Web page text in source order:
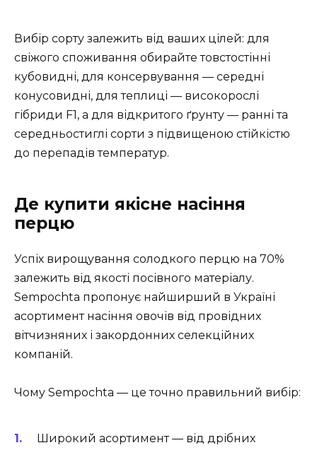
Вибір сорту залежить від ваших цілей: для
свіжого споживання обирайте товстостінні
кубовидні, для консервування — середні
конусовидні, для теплиці — високорослі
гібриди F1, а для відкритого ґрунту — ранні та
середньостиглі сорти з підвищеною стійкістю
до перепадів температур.
Де купити якісне насіння
перцю
Успіх вирощування солодкого перцю на 70%
залежить від якості посівного матеріалу.
Sempochta пропонує найширший в Україні
асортимент насіння овочів від провідних
вітчизняних і закордонних селекційних
компаній.
Чому Sempochta — це точно правильний вибір:
Широкий асортимент — від дрібних